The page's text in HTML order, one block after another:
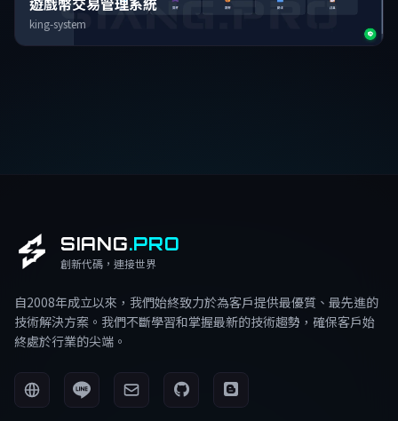
king-system
SIANG.PRO
創新代碼，連接世界
自2008年成立以來，我們始終致力於為客戶提供最優質、最先進的
技術解決方案。我們不斷學習和掌握最新的技術趨勢，確保客戶始
終處於行業的尖端。